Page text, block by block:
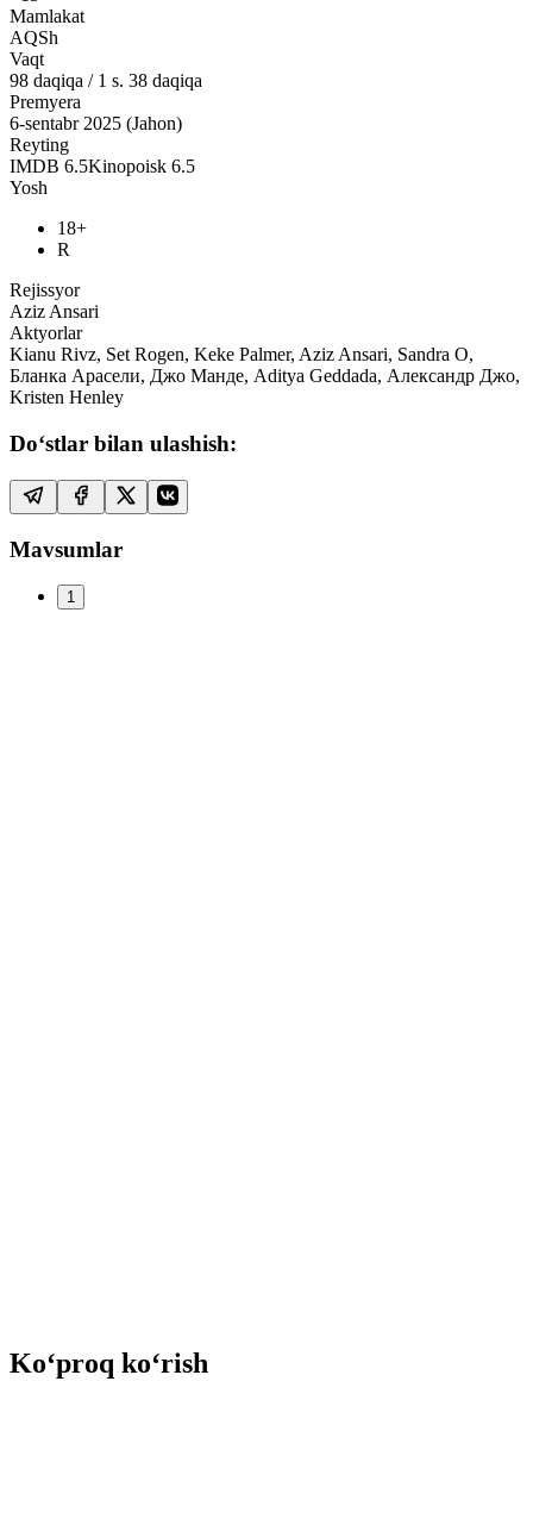
Mamlakat
AQSh
Vaqt
98 daqiqa / 1 s. 38 daqiqa
Premyera
6-sentabr 2025 (Jahon)
Reyting
IMDB 6.5Kinopoisk 6.5
Yosh
18+
R
Rejissyor
Aziz Ansari
Aktyorlar
Kianu Rivz, Set Rogen, Keke Palmer, Aziz Ansari, Sandra O,
Бланка Арасели, Джо Манде, Aditya Geddada, Александр Джо,
Kristen Henley
Do‘stlar bilan ulashish:
Mavsumlar
1
Ko‘proq ko‘rish